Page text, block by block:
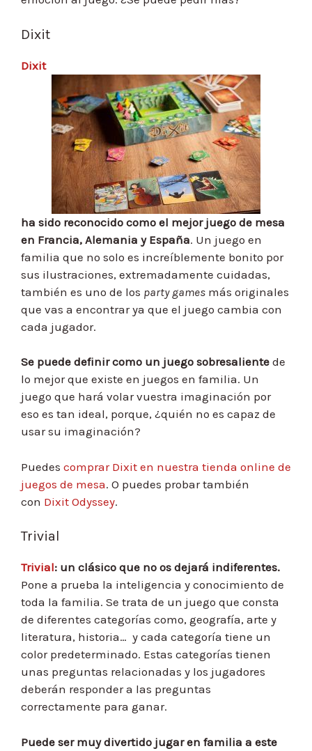
Dixit
Dixit
ha sido reconocido como el mejor juego de mesa
en Francia, Alemania y España. Un juego en
familia que no solo es increíblemente bonito por
sus ilustraciones, extremadamente cuidadas,
también es uno de los party games más originales
que vas a encontrar ya que el juego cambia con
cada jugador.
Se puede definir como un juego sobresaliente de
lo mejor que existe en juegos en familia. Un
juego que hará volar vuestra imaginación por
eso es tan ideal, porque, ¿quién no es capaz de
usar su imaginación?
Puedes comprar Dixit en nuestra tienda online de
juegos de mesa. O puedes probar también
con Dixit Odyssey.
Trivial
Trivial: un clásico que no os dejará indiferentes.
Pone a prueba la inteligencia y conocimiento de
toda la familia. Se trata de un juego que consta
de diferentes categorías como, geografía, arte y
literatura, historia… y cada categoría tiene un
color predeterminado. Estas categorías tienen
unas preguntas relacionadas y los jugadores
deberán responder a las preguntas
correctamente para ganar.
Puede ser muy divertido jugar en familia a este